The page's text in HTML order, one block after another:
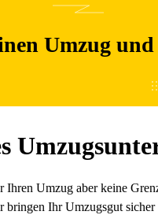
Umzug und
Umzug aber keine
Ihr Umzugsgut sicher